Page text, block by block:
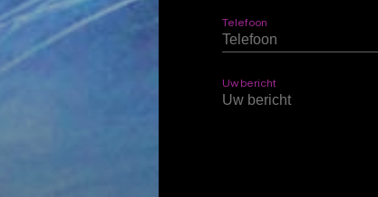
Telefoon
Uw bericht